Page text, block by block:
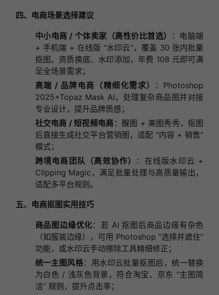
四、电商场景选择建议
中小电商 / 个体卖家（高性价比首选）
：电脑端
+ 手机端 + 在线版 “水印云”，覆盖 30 张内批量
抠图、资质换底、水印添加，年费 108 元即可满
足全场景需求；
高端 / 品牌电商（精细化需求）
：Photoshop
2025+Topaz Mask AI，处理复杂商品图并对接
专业设计，提升品牌质感；
社交电商 / 短视频电商 ：醒图 + 美图秀秀，抠图
后直接生成社交平台营销图，适配 “内容 + 销售”
模式；
跨境电商团队（高效协作）
：在线版水印云 +
Clipping Magic，满足批量处理与高质量输出，
适配多平台规则。
五、电商抠图实用技巧
商品图边缘优化 ：若 AI 抠图后商品边缘有杂色
（如服装边缘），可用 Photoshop “选择并遮住”
功能，或水印云手动擦除工具精细修正；
统一主图风格：用水印云批量抠图后，统一替换
为白色 / 浅灰色背景，符合淘宝、京东 “主图简
洁” 规则，提升点击率；